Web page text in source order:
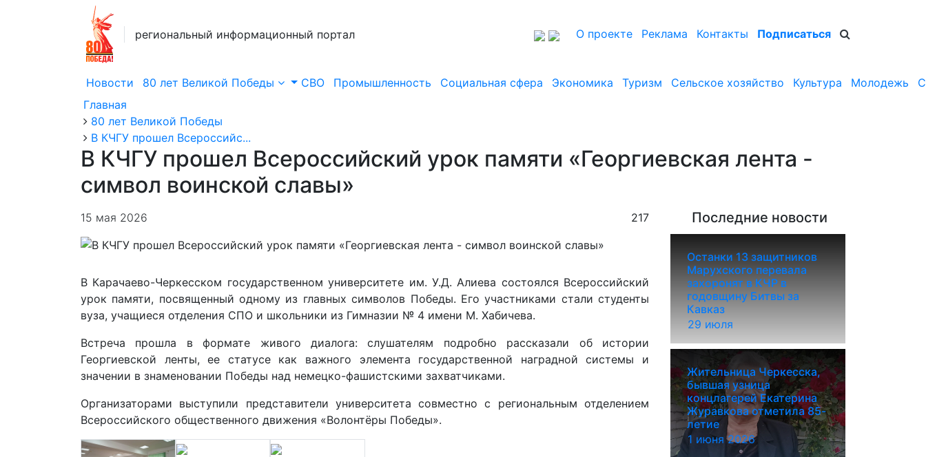
региональный информационный портал О проекте Реклама Контакты Подписаться
Новости 80 лет Великой Победы СВО Промышленность Социальная сфера Экономика Туризм Сельское хозяйство Культура Молодежь
Главная
80 лет Великой Победы
В КЧГУ прошел Всероссийс...
В КЧГУ прошел Всероссийский урок памяти «Георгиевская лента -
символ воинской славы»
15 мая 2026 217
В Карачаево-Черкесском государственном университете им. У.Д. Алиева состоялся Всероссийский
урок памяти, посвященный одному из главных символов Победы. Его участниками стали студенты
вуза, учащиеся отделения СПО и школьники из Гимназии № 4 имени М. Хабичева.
Встреча прошла в формате живого диалога: слушателям подробно рассказали об истории
Георгиевской ленты, ее статусе как важного элемента государственной наградной системы и
значении в знаменовании Победы над немецко-фашистскими захватчиками.
Организаторами выступили представители университета совместно с региональным отделением
Всероссийского общественного движения «Волонтёры Победы».
Последние новости
29 июля
Останки 13 защитников
Марухского перевала
захоронят в КЧР в
годовщину Битвы за
Кавказ
1 июня 2026
Жительница Черкесска,
бывшая узница
концлагерей Екатерина
Журавкова отметила 85-
летие